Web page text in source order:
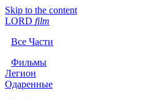
Skip to the content
LORD film
Все Части
Фильмы
Легион
Одаренные